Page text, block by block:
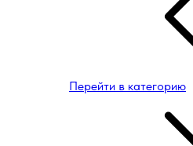
Перейти в категорию